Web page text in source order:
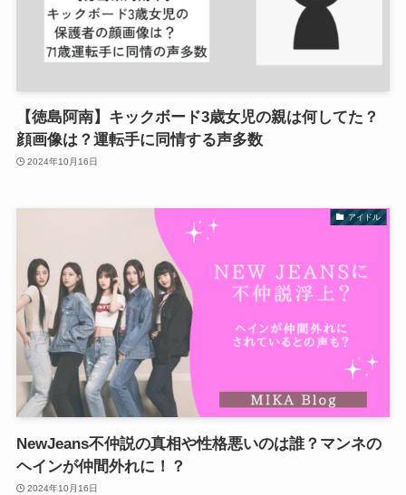
【徳島阿南】キックボード3歳女児の親は何してた？
顔画像は？運転手に同情する声多数
2024年10月16日
アイドル
NewJeans不仲説の真相や性格悪いのは誰？マンネの
ヘインが仲間外れに！？
2024年10月16日